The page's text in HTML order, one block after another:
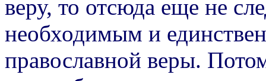
веру, то отсюда еще не
необходимым и
православной веры.